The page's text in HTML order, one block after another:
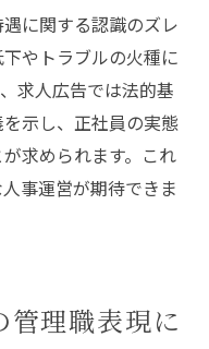
に関する認識のズレ
やトラブルの火種に
求人広告では法的基
示し、正社員の実態
求められます。これ
事運営が期待できま
理職表現に